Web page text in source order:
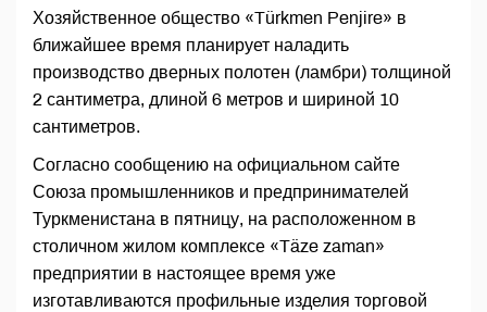
Хозяйственное общество «Türkmen Penjire» в
ближайшее время планирует наладить
производство дверных полотен (ламбри) толщиной
2 сантиметра, длиной 6 метров и шириной 10
сантиметров.
Согласно сообщению на официальном сайте
Союза промышленников и предпринимателей
Туркменистана в пятницу, на расположенном в
столичном жилом комплексе «Täze zaman»
предприятии в настоящее время уже
изготавливаются профильные изделия торговой